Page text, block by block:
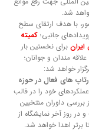
هستم.
شد.
با هدف ارتقای سطح
جانبی؛کمیته
برای نخستین بار
مندان و جوانان؛
خواهد شد:
های فعال در حوزه
خود را در قالب
داوران منتخبین
روز آخر نمایشگاه از